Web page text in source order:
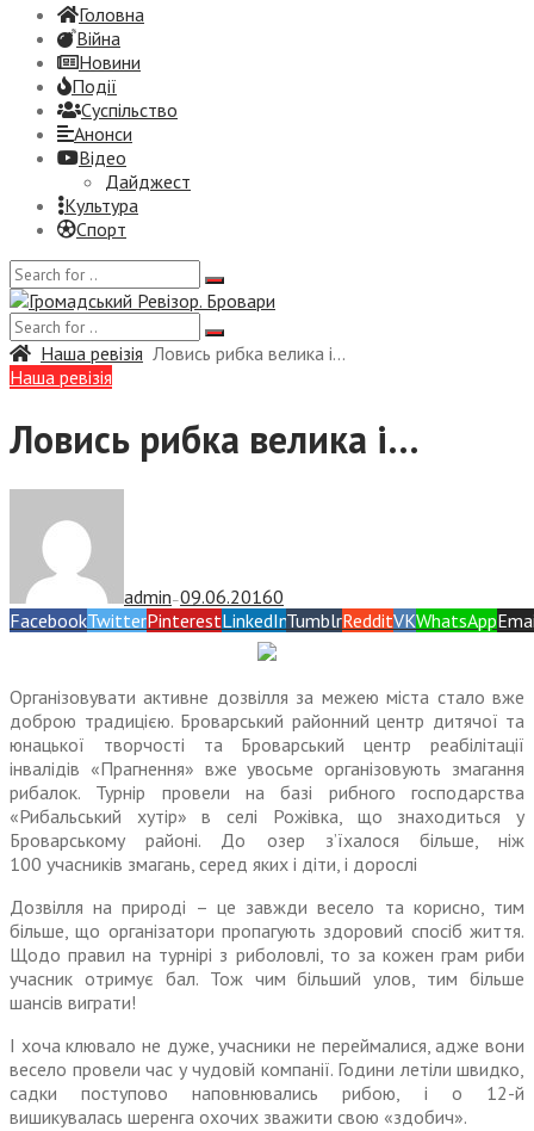
Головна
Війна
Новини
Події
Суспiльство
Анонси
Відео
Дайджест
Культура
Спорт
Наша ревізія Ловись рибка велика і…
Наша ревізія
Ловись рибка велика і…
admin —09.06.20160
FacebookTwitterPinterestLinkedInTumblrRedditVKWhatsApp
Організовувати активне дозвілля за межею міста стало вже
доброю традицією. Броварський районний центр дитячої та
юнацької творчості та Броварський центр реабілітації
інвалідів «Прагнення» вже увосьме організовують змагання
рибалок. Турнір провели на базі рибного господарства
«Рибальський хутір» в селі Рожівка, що знаходиться у
Броварському районі. До озер з’їхалося більше, ніж
100 учасників змагань, серед яких і діти, і дорослі
Дозвілля на природі – це завжди весело та корисно, тим
більше, що організатори пропагують здоровий спосіб життя.
Щодо правил на турнірі з риболовлі, то за кожен грам риби
учасник отримує бал. Тож чим більший улов, тим більше
шансів виграти!
І хоча клювало не дуже, учасники не переймалися, адже вони
весело провели час у чудовій компанії. Години летіли швидко,
садки поступово напов­нювались рибою, і о 12-й
вишикувалась шеренга охочих зважити свою «здобич».